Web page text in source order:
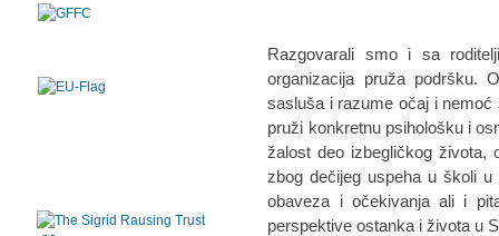
Razgovarali smo i sa
organizacija pruža podršku.
sasluša i razume očaj i
pruži konkretnu psihološku i
žalost deo izbegličkog života,
zbog dečijeg uspeha u školi u
obaveza i očekivanja ali i
perspektive ostanka i života u